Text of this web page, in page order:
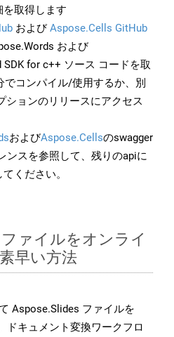
を取得します
およびAspose.Cells GitHub
および
for c++ ソース コードを取
でコンパイル/使用するか、別
ションのリリースにアクセス
およびAspose.Cellsのswagger
ンスを参照して、残りのapiに
ください。
ァイルをオンライ
早い方法
Aspose.Slides ファイルを
ドキュメント変換ワークフロ